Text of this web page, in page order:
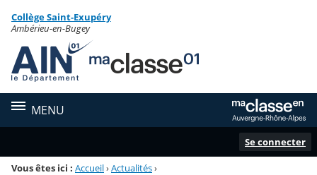
Menu de la rubrique
Contenu
Collège Saint-Exupéry
Ambérieu-en-Bugey
MENU
Se connecter
Vous êtes ici : Accueil›Actualités›